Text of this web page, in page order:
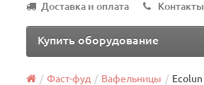
Доставка и оплата
Контакты
Купить оборудование
Фаст-фуд Вафельницы Ecolun